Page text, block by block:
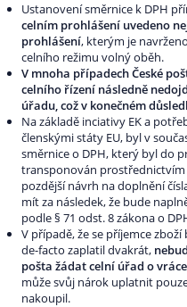
Ustanovení směrnice k DPH
celním prohlášení uvedeno
prohlášení, kterým je
celního režimu volný oběh.
V mnoha případech České
celního řízení následně
úřadu, což v konečném
Na základě inciativy EK a
členskými státy EU, byl v
směrnice o DPH, který byl do
transponován prostřednictvím
pozdější návrh na doplnění
mít za následek, že bude
podle § 71 odst. 8 zákona o
V případě, že se příjemce
de-facto zaplatil dvakrát,
pošta žádat celní úřad o
může svůj nárok uplatnit
nakoupil.